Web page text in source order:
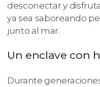
desconectar y
ya sea saboreando
junto al mar.
Un enclave con
Durante